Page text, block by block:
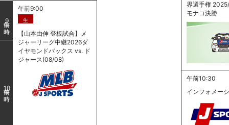
界選手権
モナコ決勝
9
午前9:00
生
【山本由伸 登板試合】メ
ジャーリーグ中継2026ダ
イヤモンドバックス vs. ド
ジャース(08/08)
10
午前10:30
インフォメー